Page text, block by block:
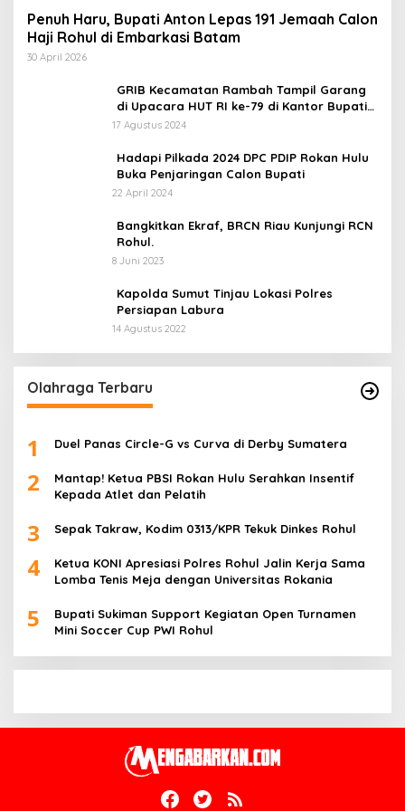
Penuh Haru, Bupati Anton Lepas 191 Jemaah Calon
Haji Rohul di Embarkasi Batam
30 April 2026
GRIB Kecamatan Rambah Tampil Garang
di Upacara HUT RI ke-79 di Kantor Bupati
Rokan Hulu!
17 Agustus 2024
Hadapi Pilkada 2024 DPC PDIP Rokan Hulu
Buka Penjaringan Calon Bupati
22 April 2024
Bangkitkan Ekraf, BRCN Riau Kunjungi RCN
Rohul.
8 Juni 2023
Kapolda Sumut Tinjau Lokasi Polres
Persiapan Labura
14 Agustus 2022
Olahraga Terbaru
1 Duel Panas Circle-G vs Curva di Derby Sumatera
2
Mantap! Ketua PBSI Rokan Hulu Serahkan Insentif
Kepada Atlet dan Pelatih
3 Sepak Takraw, Kodim 0313/KPR Tekuk Dinkes Rohul
4
Ketua KONI Apresiasi Polres Rohul Jalin Kerja Sama
Lomba Tenis Meja dengan Universitas Rokania
5
Bupati Sukiman Support Kegiatan Open Turnamen
Mini Soccer Cup PWI Rohul